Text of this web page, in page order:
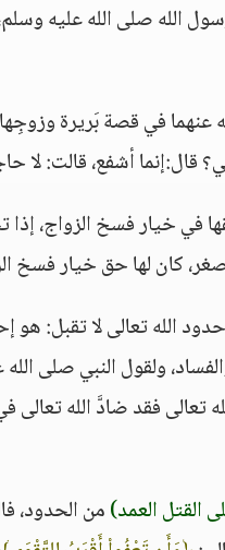
الله صلى الله عليه
في قصة بَريرة
قال:إنما أشفع، قالت: لا
في خيار فسخ الزواج،
كان لها حق خيار فسخ
الله تعالى لا تقبل: هو
ولقول النبي صلى
فقد ضادَّ الله
القتل العمد)من الحدود،